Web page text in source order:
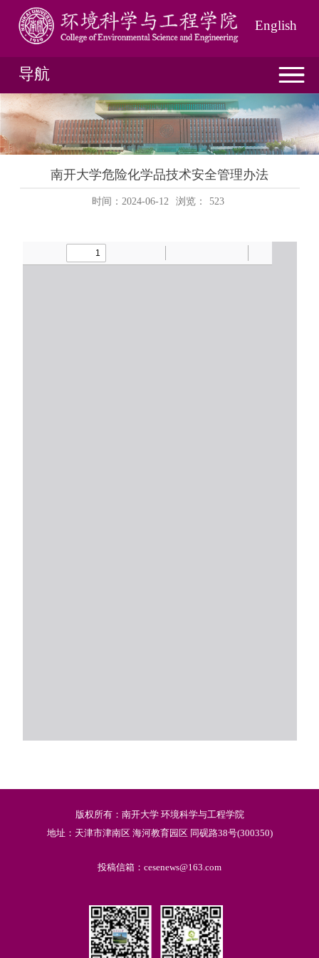
English
导航
南开大学危险化学品技术安全管理办法
时间：2024-06-12 浏览： 523
版权所有：南开大学 环境科学与工程学院
地址：天津市津南区 海河教育园区 同砚路38号(300350)
投稿信箱：cesenews@163.com